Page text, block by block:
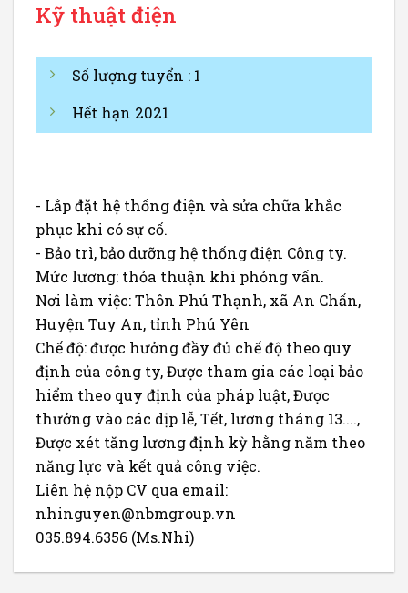
Kỹ thuật điện
Số lượng tuyển : 1
Hết hạn 2021
- Lắp đặt hệ thống điện và sửa chữa khắc
phục khi có sự cố.
- Bảo trì, bảo dưỡng hệ thống điện Công ty.
Mức lương: thỏa thuận khi phỏng vấn.
Nơi làm việc: Thôn Phú Thạnh, xã An Chấn,
Huyện Tuy An, tỉnh Phú Yên
Chế độ: được hưởng đầy đủ chế độ theo quy
định của công ty, Được tham gia các loại bảo
hiểm theo quy định của pháp luật, Được
thưởng vào các dịp lễ, Tết, lương tháng 13....,
Được xét tăng lương định kỳ hằng năm theo
năng lực và kết quả công việc.
Liên hệ nộp CV qua email:
nhinguyen@nbmgroup.vn
035.894.6356 (Ms.Nhi)